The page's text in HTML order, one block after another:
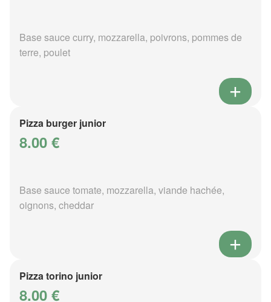
Base sauce curry, mozzarella, poivrons, pommes de
terre, poulet
Pizza burger junior
8.00 €
Base sauce tomate, mozzarella, viande hachée,
oignons, cheddar
Pizza torino junior
8.00 €